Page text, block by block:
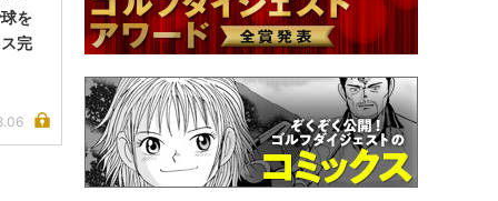
を
完